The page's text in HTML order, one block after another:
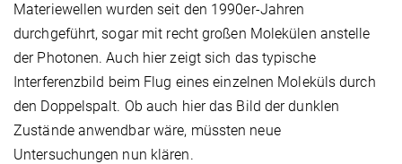
Materiewellen wurden seit den 1990er-Jahren
durchgeführt, sogar mit recht großen Molekülen anstelle
der Photonen. Auch hier zeigt sich das typische
Interferenzbild beim Flug eines einzelnen Moleküls durch
den Doppelspalt. Ob auch hier das Bild der dunklen
Zustände anwendbar wäre, müssten neue
Untersuchungen nun klären.